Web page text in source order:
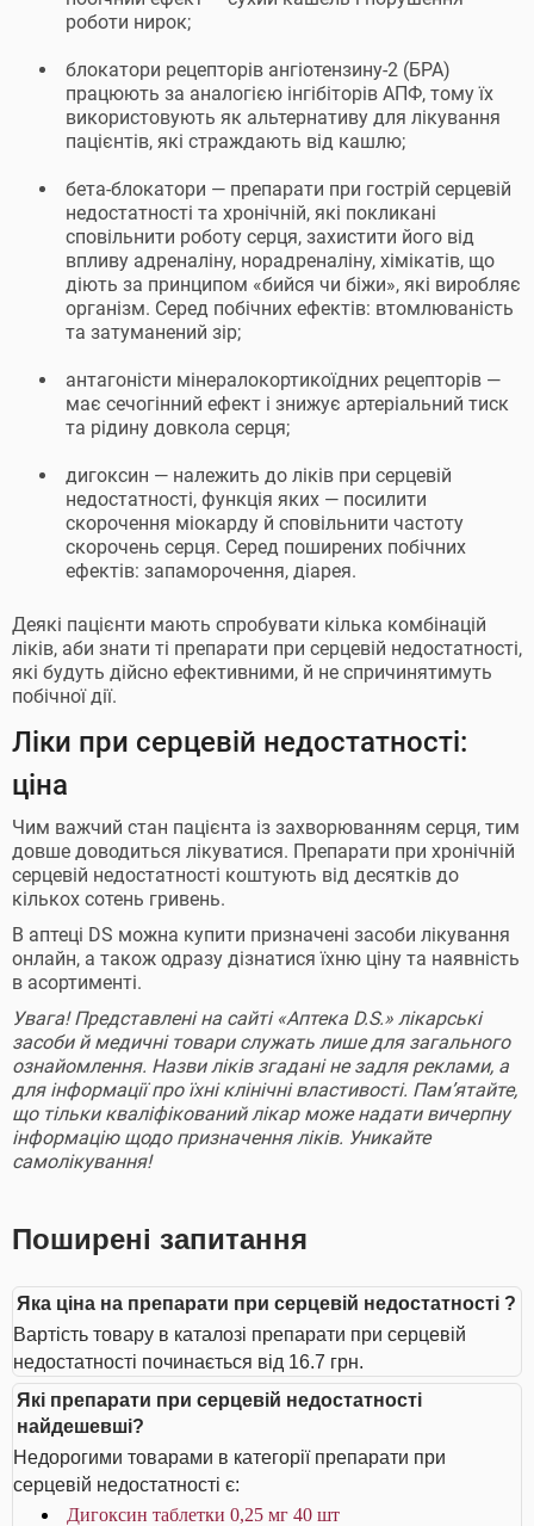
роботи нирок;
блокатори рецепторів ангіотензину-2 (БРА)
працюють за аналогією інгібіторів АПФ, тому їх
використовують як альтернативу для лікування
пацієнтів, які страждають від кашлю;
бета-блокатори — препарати при гострій серцевій
недостатності та хронічній, які покликані
сповільнити роботу серця, захистити його від
впливу адреналіну, норадреналіну, хімікатів, що
діють за принципом «бийся чи біжи», які виробляє
організм. Серед побічних ефектів: втомлюваність
та затуманений зір;
антагоністи мінералокортикоїдних рецепторів —
має сечогінний ефект і знижує артеріальний тиск
та рідину довкола серця;
дигоксин — належить до ліків при серцевій
недостатності, функція яких — посилити
скорочення міокарду й сповільнити частоту
скорочень серця. Серед поширених побічних
ефектів: запаморочення, діарея.
Деякі пацієнти мають спробувати кілька комбінацій
ліків, аби знати ті препарати при серцевій недостатності,
які будуть дійсно ефективними, й не спричинятимуть
побічної дії.
Ліки при серцевій недостатності:
ціна
Чим важчий стан пацієнта із захворюванням серця, тим
довше доводиться лікуватися. Препарати при хронічній
серцевій недостатності коштують від десятків до
кількох сотень гривень.
В аптеці DS можна купити призначені засоби лікування
онлайн, а також одразу дізнатися їхню ціну та наявність
в асортименті.
Увага! Представлені на сайті «Аптека D.S.» лікарські
засоби й медичні товари служать лише для загального
ознайомлення. Назви ліків згадані не задля реклами, а
для інформації про їхні клінічні властивості. Пам’ятайте,
що тільки кваліфікований лікар може надати вичерпну
інформацію щодо призначення ліків. Уникайте
самолікування!
Поширені запитання
Яка ціна на препарати при серцевій недостатності ?
Вартість товару в каталозі препарати при серцевій
недостатності починається від 16.7 грн.
Які препарати при серцевій недостатності
найдешевші?
Недорогими товарами в категорії препарати при
серцевій недостатності є:
Дигоксин таблетки 0,25 мг 40 шт